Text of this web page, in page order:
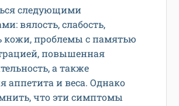
следующими
вялость, слабость,
кожи, проблемы с памятью
повышенная
а также
аппетита и веса. Однако
что эти симптомы